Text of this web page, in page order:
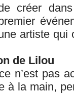
créer
artiste
de Lilou
n’est pas
à la main,